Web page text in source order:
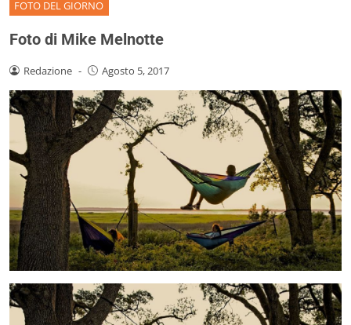
FOTO DEL GIORNO
Foto di Mike Melnotte
Redazione - Agosto 5, 2017